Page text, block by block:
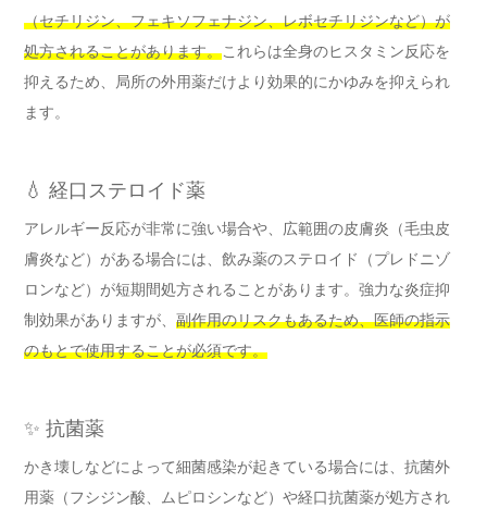
（セチリジン、フェキソフェナジン、レボセチリジンなど）が
処方されることがあります。これらは全身のヒスタミン反応を
抑えるため、局所の外用薬だけより効果的にかゆみを抑えられ
ます。
💧 経口ステロイド薬
アレルギー反応が非常に強い場合や、広範囲の皮膚炎（毛虫皮
膚炎など）がある場合には、飲み薬のステロイド（プレドニゾ
ロンなど）が短期間処方されることがあります。強力な炎症抑
制効果がありますが、 副作用のリスクもあるため、医師の指示
のもとで使用することが必須です。
✨ 抗菌薬
かき壊しなどによって細菌感染が起きている場合には、抗菌外
用薬（フシジン酸、ムピロシンなど）や経口抗菌薬が処方され